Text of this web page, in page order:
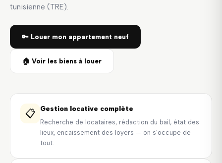
tunisienne (TRE).
🔑 Louer mon appartement neuf
🏠 Voir les biens à louer
📋 Gestion locative complète
Recherche de locataires, rédaction du bail, état des
lieux, encaissement des loyers — on s'occupe de
tout.